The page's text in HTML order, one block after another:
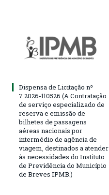
Dispensa de Licitação nº
7.2026-110526 (A Contratação
de serviço especializado de
reserva e emissão de
bilhetes de passagens
aéreas nacionais por
intermédio de agência de
viagem, destinados a atender
às necessidades do Instituto
de Previdência do Município
de Breves IPMB.)